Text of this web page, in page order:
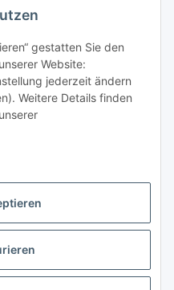
gestatten Sie den
Website:
jederzeit ändern
Weitere Details finden